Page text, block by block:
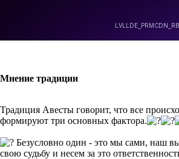
Мнение традиции
Традиция Авесты говорит, что все
формируют три основных фактора.
Безусловно один - это мы сами, наш
свою судьбу и несем за это